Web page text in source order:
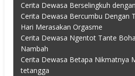
Cerita Dewasa Berselingkuh
Cerita Dewasa Bercumbu Dengan
Hari Merasakan Orgasme
Cerita Dewasa Ngentot Tante
Nambah
Cerita Dewasa Betapa Nikmatnya
tetangga